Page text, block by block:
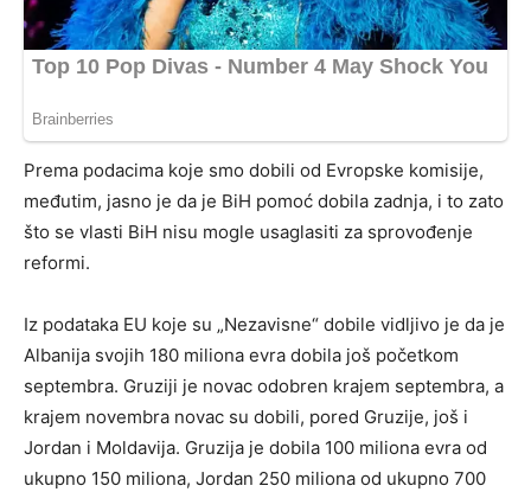
Prema podacima koje smo dobili od Evropske komisije,
međutim, jasno je da je BiH pomoć dobila zadnja, i to zato
što se vlasti BiH nisu mogle usaglasiti za sprovođenje
reformi.
Iz podataka EU koje su „Nezavisne“ dobile vidljivo je da je
Albanija svojih 180 miliona evra dobila još početkom
septembra. Gruziji je novac odobren krajem septembra, a
krajem novembra novac su dobili, pored Gruzije, još i
Jordan i Moldavija. Gruzija je dobila 100 miliona evra od
ukupno 150 miliona, Jordan 250 miliona od ukupno 700